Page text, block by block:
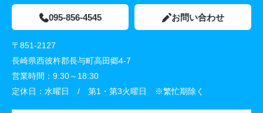
095-856-4545 お問い合わせ
〒851-2127
長崎県西彼杵郡長与町高田郷4-7
営業時間： 9:30～18:30
定休日： 水曜日 / 第1・第3火曜日 ※繁忙期除く